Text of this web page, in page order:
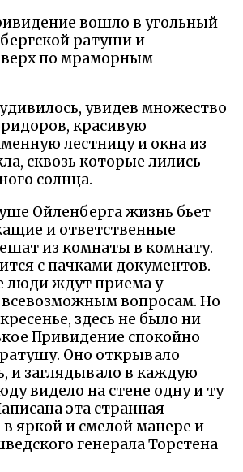
вошло в угольный
ратуши и
по мраморным
увидев множество
красивую
лестницу и окна из
сквозь которые лились
солнца.
Ойленберга жизнь бьет
и ответственные
из комнаты в комнату.
с пачками документов.
люди ждут приема у
всевозможным вопросам. Но
здесь не было ни
Привидение спокойно
Оно открывало
и заглядывало в каждую
видело на стене одну и ту
эта странная
яркой и смелой манере и
генерала Торстена